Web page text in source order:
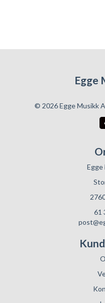
Egge
© 2026 Egge Musikk
Egge
61